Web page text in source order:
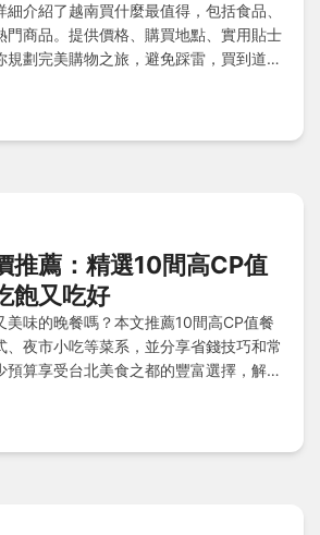
介紹了越南買什麼最值得，包括食品、
門商品。提供價格、購買地點、實用貼士
規劃完美購物之旅，避免踩雷，買到道地
推薦：精選10間高CP值
飽又吃好
美味的晚餐嗎？本文推薦10間高CP值餐
、夜市小吃等菜系，並分享省錢技巧和常
預算享受台北美食之都的豐富選擇，解決